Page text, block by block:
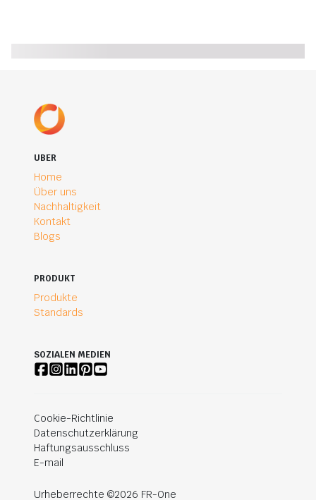
UBER
Home
Über uns
Nachhaltigkeit
Kontakt
Blogs
PRODUKT
Produkte
Standards
SOZIALEN MEDIEN
Cookie-Richtlinie
Datenschutzerklärung
Haftungsausschluss
E-mail
Urheberrechte ©2026 FR-One